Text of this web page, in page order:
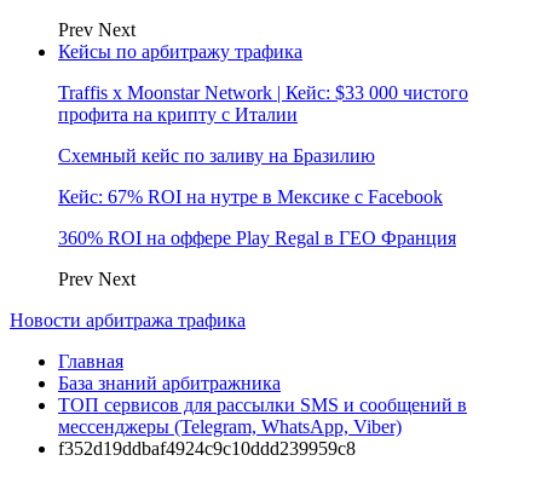
Prev Next
Кейсы по арбитражу трафика
Traffis x Moonstar Network | Кейс: $33 000 чистого
профита на крипту с Италии
Схемный кейс по заливу на Бразилию
Кейс: 67% ROI на нутре в Мексике с Facebook
360% ROI на оффере Play Regal в ГЕО Франция
Prev Next
Новости арбитража трафика
Главная
База знаний арбитражника
ТОП сервисов для рассылки SMS и сообщений в
мессенджеры (Telegram, WhatsApp, Viber)
f352d19ddbaf4924c9c10ddd239959c8